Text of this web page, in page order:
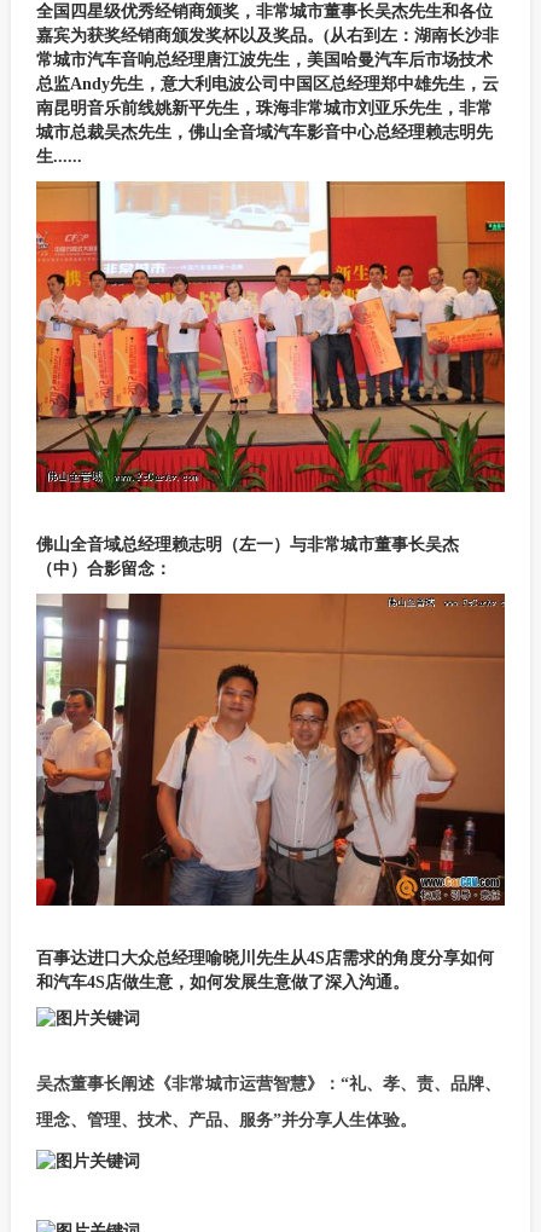
全国四星级优秀经销商颁奖，非常城市董事长吴杰先生和各位
嘉宾为获奖经销商颁发奖杯以及奖品。(从右到左：湖南长沙非
常城市汽车音响总经理唐江波先生，美国哈曼汽车后市场技术
总监Andy先生，意大利电波公司中国区总经理郑中雄先生，云
南昆明音乐前线姚新平先生，珠海非常城市刘亚乐先生，非常
城市总裁吴杰先生，佛山全音域汽车影音中心总经理赖志明先
生......
佛山全音域总经理赖志明（左一）与非常城市董事长吴杰
（中）合影留念：
百事达进口大众总经理喻晓川先生从4S店需求的角度分享如何
和汽车4S店做生意，如何发展生意做了深入沟通。
吴杰董事长阐述《非常城市运营智慧》：“礼、孝、责、品牌、
理念、管理、技术、产品、服务”并分享人生体验。